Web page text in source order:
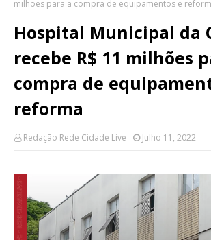
milhões para a compra de equipamentos e
Hospital Municipal da
recebe R$ 11 milhões
compra de
reforma
Redação Rede Cidade Live Julho 11, 2022